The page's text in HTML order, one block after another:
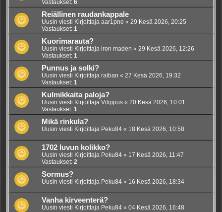
Vastaukset: 6
Reiällinen raudankappale
Uusin viesti Kirjoittaja aar1pne « 29 Kesä 2026, 20:25
Vastaukset: 1
Kuorimarauta?
Uusin viesti Kirjoittaja iron maden « 29 Kesä 2026, 12:26
Vastaukset: 1
Punnus ja solki?
Uusin viesti Kirjoittaja raiban « 27 Kesä 2026, 19:32
Vastaukset: 1
Kulmikkaita paloja?
Uusin viesti Kirjoittaja Vilippus « 20 Kesä 2026, 10:01
Vastaukset: 1
Mikä rinkula?
Uusin viesti Kirjoittaja Peku84 « 18 Kesä 2026, 10:58
1702 luvun kolikko?
Uusin viesti Kirjoittaja Peku84 « 17 Kesä 2026, 11:47
Vastaukset: 2
Sormus?
Uusin viesti Kirjoittaja Peku84 « 16 Kesä 2026, 18:34
Vanha kirveenterä?
Uusin viesti Kirjoittaja Peku84 « 04 Kesä 2026, 16:48